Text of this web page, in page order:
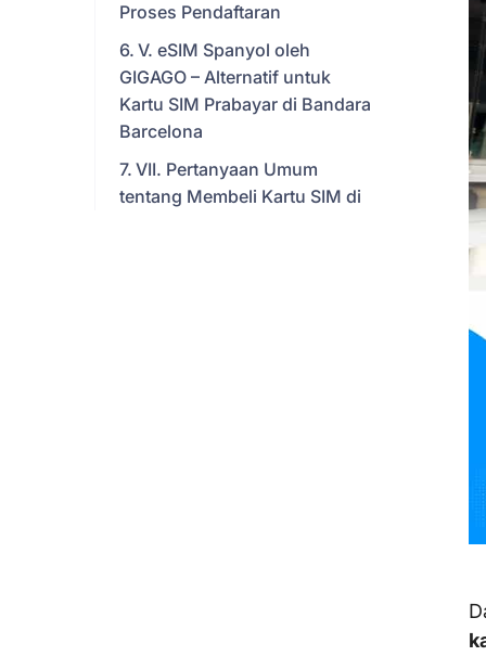
Proses Pendaftaran
V. eSIM Spanyol oleh
GIGAGO – Alternatif untuk
Kartu SIM Prabayar di Bandara
Barcelona
VII. Pertanyaan Umum
tentang Membeli Kartu SIM di